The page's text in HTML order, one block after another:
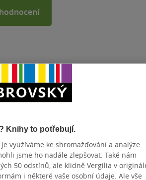
Knihy to potřebují.
využíváme ke shromažďování a analýze
jsme ho nadále zlepšovat. Také nám
50 odstínů, ale klidně Vergilia v
i některé vaše osobní údaje. Ale vše